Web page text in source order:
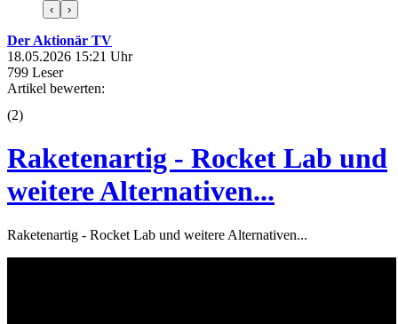
‹ ›
Der Aktionär TV
18.05.2026 15:21 Uhr
799 Leser
Artikel bewerten:
(2)
Raketenartig - Rocket Lab und
weitere Alternativen...
Raketenartig - Rocket Lab und weitere Alternativen...